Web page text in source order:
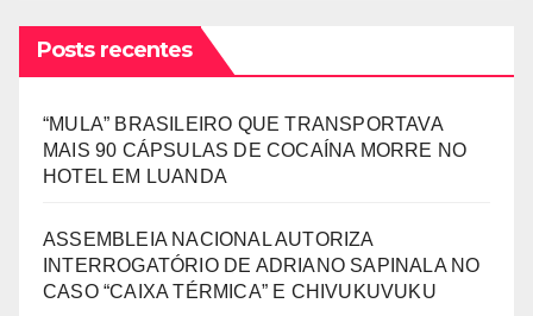
Posts recentes
“MULA” BRASILEIRO QUE TRANSPORTAVA
MAIS 90 CÁPSULAS DE COCAÍNA MORRE NO
HOTEL EM LUANDA
ASSEMBLEIA NACIONAL AUTORIZA
INTERROGATÓRIO DE ADRIANO SAPINALA NO
CASO “CAIXA TÉRMICA” E CHIVUKUVUKU